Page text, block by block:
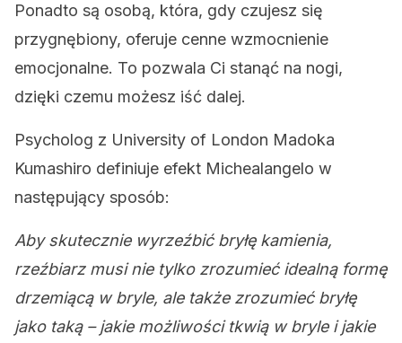
Ponadto są osobą, która, gdy czujesz się
przygnębiony, oferuje cenne wzmocnienie
emocjonalne. To pozwala Ci stanąć na nogi,
dzięki czemu możesz iść dalej.
Psycholog z University of London Madoka
Kumashiro definiuje efekt Michealangelo w
następujący sposób:
Aby skutecznie wyrzeźbić bryłę kamienia,
rzeźbiarz musi nie tylko zrozumieć idealną formę
drzemiącą w bryle, ale także zrozumieć bryłę
jako taką – jakie możliwości tkwią w bryle i jakie